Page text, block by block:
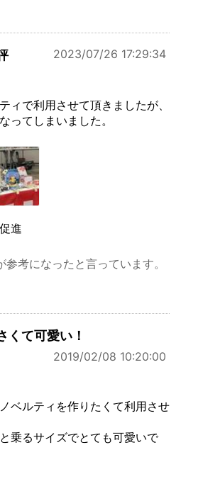
2023/07/26 17:29:34
ィで利用させて頂きましたが、
ってしまいました。
進
参考になったと言っています。
くて可愛い！
2019/02/08 10:20:00
ベルティを作りたくて利用させ
乗るサイズでとても可愛いで